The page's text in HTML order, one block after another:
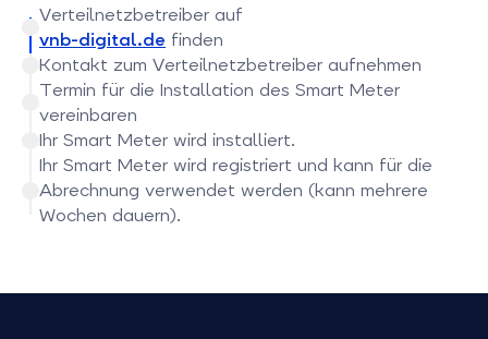
Verteilnetzbetreiber auf
vnb-digital.de finden
Kontakt zum Verteilnetzbetreiber aufnehmen
Termin für die Installation des Smart Meter
vereinbaren
Ihr Smart Meter wird installiert.
Ihr Smart Meter wird registriert und kann für die
Abrechnung verwendet werden (kann mehrere
Wochen dauern).